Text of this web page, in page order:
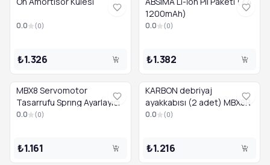
0.0 (0)
₺1.326
1200mAh)
0.0 (0)
₺1.382
MBX8 Servomotor
Tasarrufu Sprıng Ayarlayıcı
0.0 (0)
₺1.161
KARBON debriyaj
ayakkabısı (2 adet) MBX8R
0.0 (0)
₺1.216